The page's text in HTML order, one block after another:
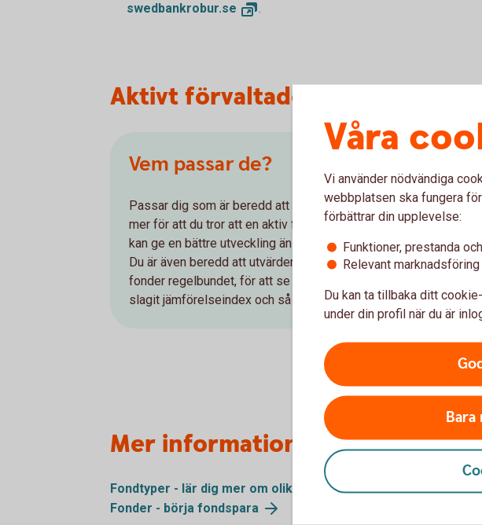
swedbankrobur.se .
Aktivt förvaltade fonder
Vem passar de?
Passar dig som är beredd att betala lite
mer för att du tror att en aktiv förvaltning
kan ge en bättre utveckling än en passiv.
Du är även beredd att utvärdera dina
fonder regelbundet, för att se om de
slagit jämförelseindex och så vidare.
I aktivt
förvaltaren
överträffar
alltså en
fondens
Mer information
Fondtyper - lär dig mer om olika typer avfonder
Fonder - börja fondspara
Våra
Vi använder nödvändiga
webbplatsen ska fungera
förbättrar din upplevelse:
Funktioner, prestanda
Relevant marknadsföring
Du kan ta tillbaka ditt
under din profil när du är
Bara